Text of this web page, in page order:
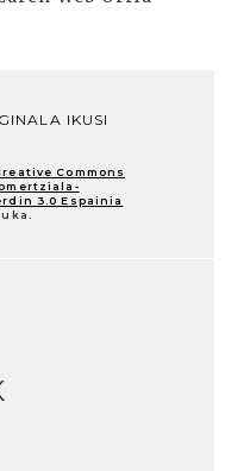
IKUSI
Commons
3.0 Espainia